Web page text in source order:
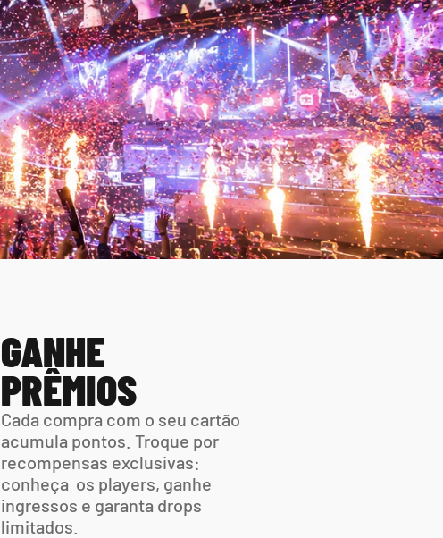
GANHE
PRÊMIOS
Cada compra com o seu cartão
acumula pontos. Troque por
recompensas exclusivas:
conheça  os players, ganhe
ingressos e garanta drops
limitados.